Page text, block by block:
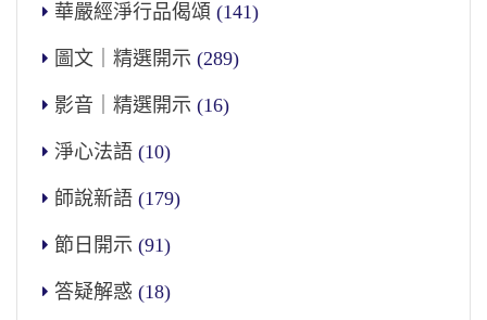
華嚴經淨行品偈頌 (141)
圖文｜精選開示 (289)
影音｜精選開示 (16)
淨心法語 (10)
師說新語 (179)
節日開示 (91)
答疑解惑 (18)